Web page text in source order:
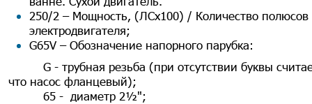
250/2 – Мощность, (ЛСх100) / Количество полюсов
электродвигателя;
G65V – Обозначение напорного парубка:
G - трубная резьба (при отсутствии буквы
что насос фланцевый);
65 - диаметр 2½";